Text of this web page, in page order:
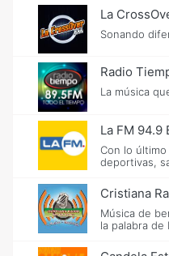
La
Sonando
Radio
La música
La FM 94.9
Con lo
deportivas,
Cristiana
Música de
la palabra de